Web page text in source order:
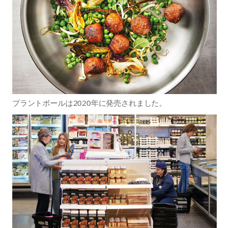
プラントボールは2020年に発売されました。